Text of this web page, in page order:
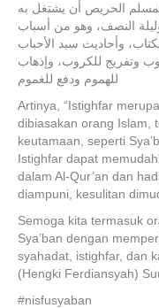
الحريص أن يشتغل به
النصف، وهو من أسباب
وأحاديث سيد الأحباب
وتفريج للكروب، وإذهاب
للهموم ودفع للغموم
Artinya, “Istighfar
dibiasakan orang Islam,
keutamaan, seperti
Istighfar dapat
dalam Al-Qur’an dan
diampuni, kesulitan
Semoga kita termasuk
Sya’ban dengan
syahadat, istighfar, dan
(Hengki Ferdiansyah)
#nisfusyaban